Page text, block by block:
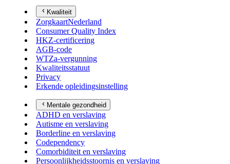
Kwaliteit
ZorgkaartNederland
Consumer Quality Index
HKZ-certificering
AGB-code
WTZa-vergunning
Kwaliteitsstatuut
Privacy
Erkende opleidingsinstelling
Mentale gezondheid
ADHD en verslaving
Autisme en verslaving
Borderline en verslaving
Codependency
Comorbiditeit en verslaving
Persoonlijkheidsstoornis en verslaving